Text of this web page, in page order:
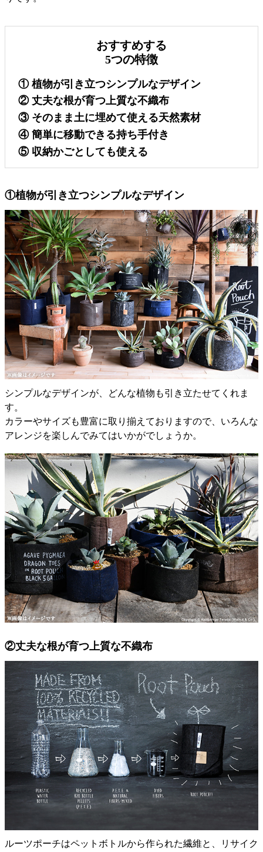
おすすめする
5つの特徴
①植物が引き立つシンプルなデザイン
②丈夫な根が育つ上質な不織布
③ そのまま土に埋めて使える天然素材
④簡単に移動できる持ち手付き
⑤ 収納かごとしても使える
①植物が引き立つシンプルなデザイン
シンプルなデザインが、どんな植物も引き立たせてくれま
す。
カラーやサイズも豊富に取り揃えておりますので、いろんな
アレンジを楽しんでみてはいかがでしょうか。
②丈夫な根が育つ上質な不織布
ルーツポーチはペットボトルから作られた繊維と、リサイク